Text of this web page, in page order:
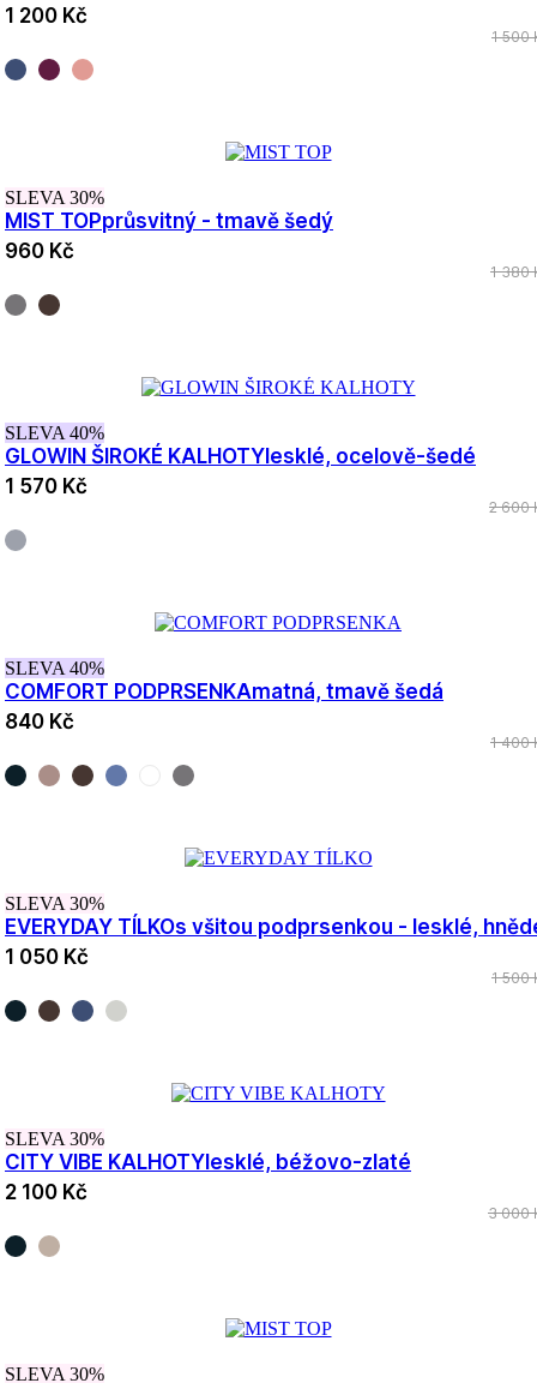
1 200 Kč
1 500
SLEVA 30%
MIST TOPprůsvitný - tmavě šedý
960 Kč
1 380
SLEVA 40%
GLOWIN ŠIROKÉ KALHOTY lesklé, ocelově-šedé
1 570 Kč
2 600
SLEVA 40%
COMFORT PODPRSENKAmatná, tmavě šedá
840 Kč
1 400
SLEVA 30%
EVERYDAY TÍLKOs všitou podprsenkou - lesklé,
1 050 Kč
1 500
SLEVA 30%
CITY VIBE KALHOTY lesklé, béžovo-zlaté
2 100 Kč
3 000
SLEVA 30%